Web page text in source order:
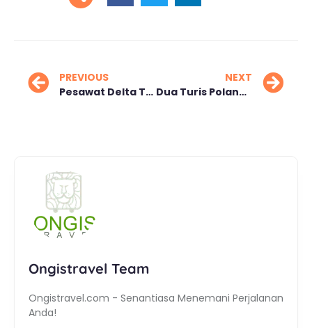
PREVIOUS
Pesawat Delta Terbalik, Semua Penumpang Selamat!
NEXT
Dua Turis Polandia Ditangkap di Bali Karena Jadi Pemandu Wisata Ilegal
Ongistravel Team
Ongistravel.com - Senantiasa Menemani Perjalanan
Anda!